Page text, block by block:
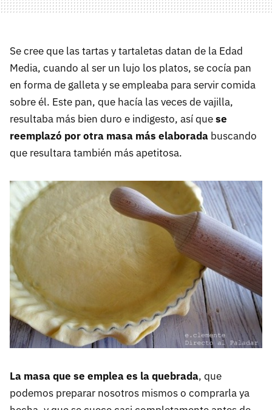
Se cree que las tartas y tartaletas datan de la Edad
Media, cuando al ser un lujo los platos, se cocía pan
en forma de galleta y se empleaba para servir comida
sobre él. Este pan, que hacía las veces de vajilla,
resultaba más bien duro e indigesto, así quese
reemplazó por otra masa más elaborada buscando
que resultara también más apetitosa.
La masa que se emplea es la quebrada, que
podemos preparar nosotros mismos o comprarla ya